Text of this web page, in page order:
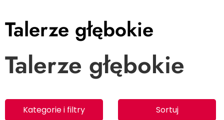
Talerze głębokie
Talerze głębokie
Kategorie i filtry Sortuj